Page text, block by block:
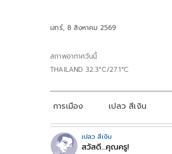
เสาร์, 8 สิงหาคม 2569
สภาพอากาศวันนี้
THAILAND 32.3°C/27.1°C
การเมือง เปลว สีเงิน
เปลว สีเงิน
สวัสดี...คุณครู!